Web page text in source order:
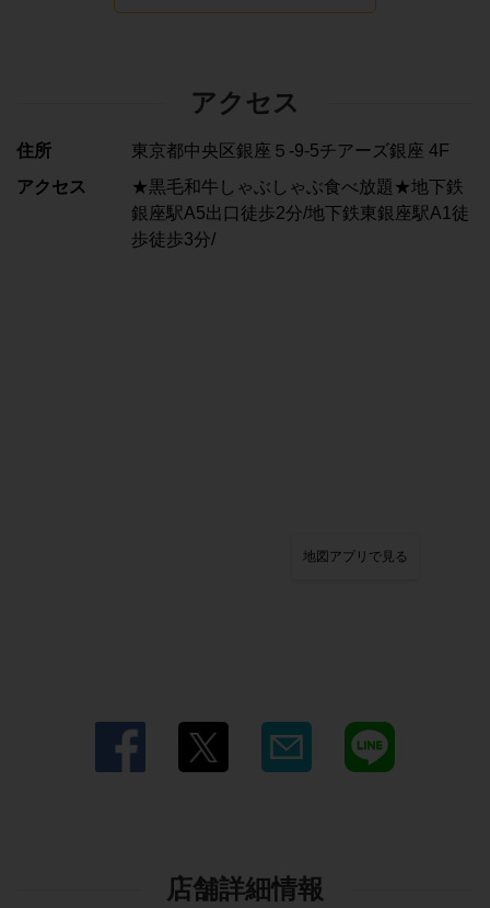
アクセス
住所
東京都中央区銀座５-9-5チアーズ銀座 4F
アクセス
★黒毛和牛しゃぶしゃぶ食べ放題★地下鉄
銀座駅A5出口徒歩2分/地下鉄東銀座駅A1徒
歩徒歩3分/
地図アプリで見る
店舗詳細情報